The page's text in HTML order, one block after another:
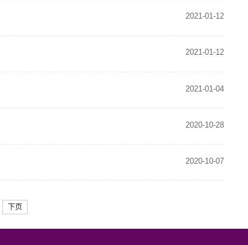
2021-01-12
2021-01-12
2021-01-04
2020-10-28
2020-10-07
下页